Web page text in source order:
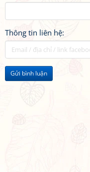
Thông tin liên hệ:
Gửi bình luận